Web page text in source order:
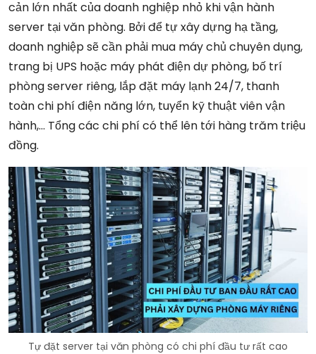
cản lớn nhất của doanh nghiệp nhỏ khi vận hành
server tại văn phòng. Bởi để tự xây dựng hạ tầng,
doanh nghiệp sẽ cần phải mua máy chủ chuyên dụng,
trang bị UPS hoặc máy phát điện dự phòng, bố trí
phòng server riêng, lắp đặt máy lạnh 24/7, thanh
toàn chi phí điện năng lớn, tuyển kỹ thuật viên vận
hành,… Tổng các chi phí có thể lên tới hàng trăm triệu
đồng.
Tự đặt server tại văn phòng có chi phí đầu tư rất cao